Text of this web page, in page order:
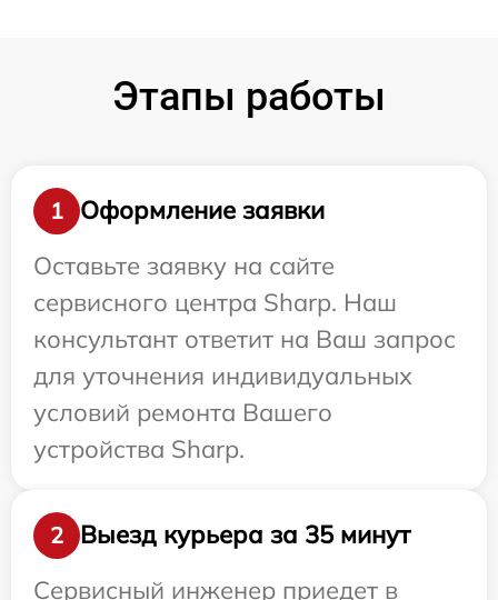
Этапы работы
1
Оформление заявки
Оставьте заявку на сайте
сервисного центра Sharp. Наш
консультант ответит на Ваш запрос
для уточнения индивидуальных
условий ремонта Вашего
устройства Sharp.
2
Выезд курьера за 35 минут
Сервисный инженер приедет в